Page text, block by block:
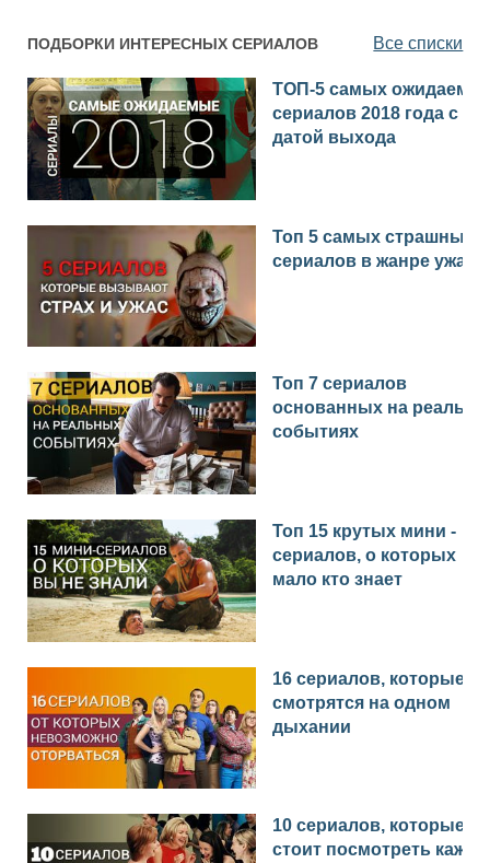
ПОДБОРКИ ИНТЕРЕСНЫХ СЕРИАЛОВ Все списки
ТОП-5 самых
сериалов 2018 года с
датой выхода
Топ 5 самых страшных
сериалов в жанре ужасы
Топ 7 сериалов
основанных на
событиях
Топ 15 крутых мини -
сериалов, о которых
мало кто знает
16 сериалов, которые
смотрятся на одном
дыхании
10 сериалов, которые
стоит посмотреть